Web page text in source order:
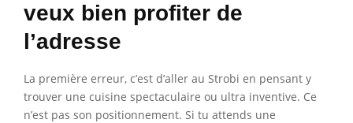
veux bien profiter de
l’adresse
La première erreur, c’est d’aller au Strobi en pensant y
trouver une cuisine spectaculaire ou ultra inventive. Ce
n’est pas son positionnement. Si tu attends une